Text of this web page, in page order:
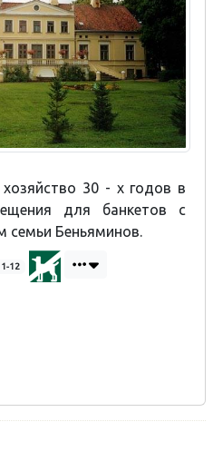
30 - х годов в
для банкетов с
семьи Беньяминов.
1-12